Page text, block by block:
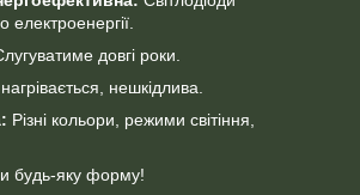
довгі роки.
нешкідлива.
Різні кольори, режими світіння,
будь-яку форму!